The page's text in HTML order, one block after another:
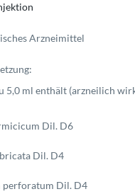
Arzneimittel
5,0 ml enthält (arzneilich
Dil. D6
Dil. D4
perforatum Dil. D4